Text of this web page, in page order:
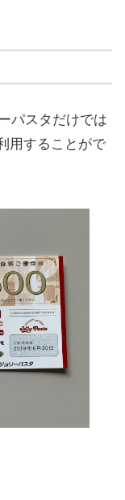
パスタだけでは
用することがで